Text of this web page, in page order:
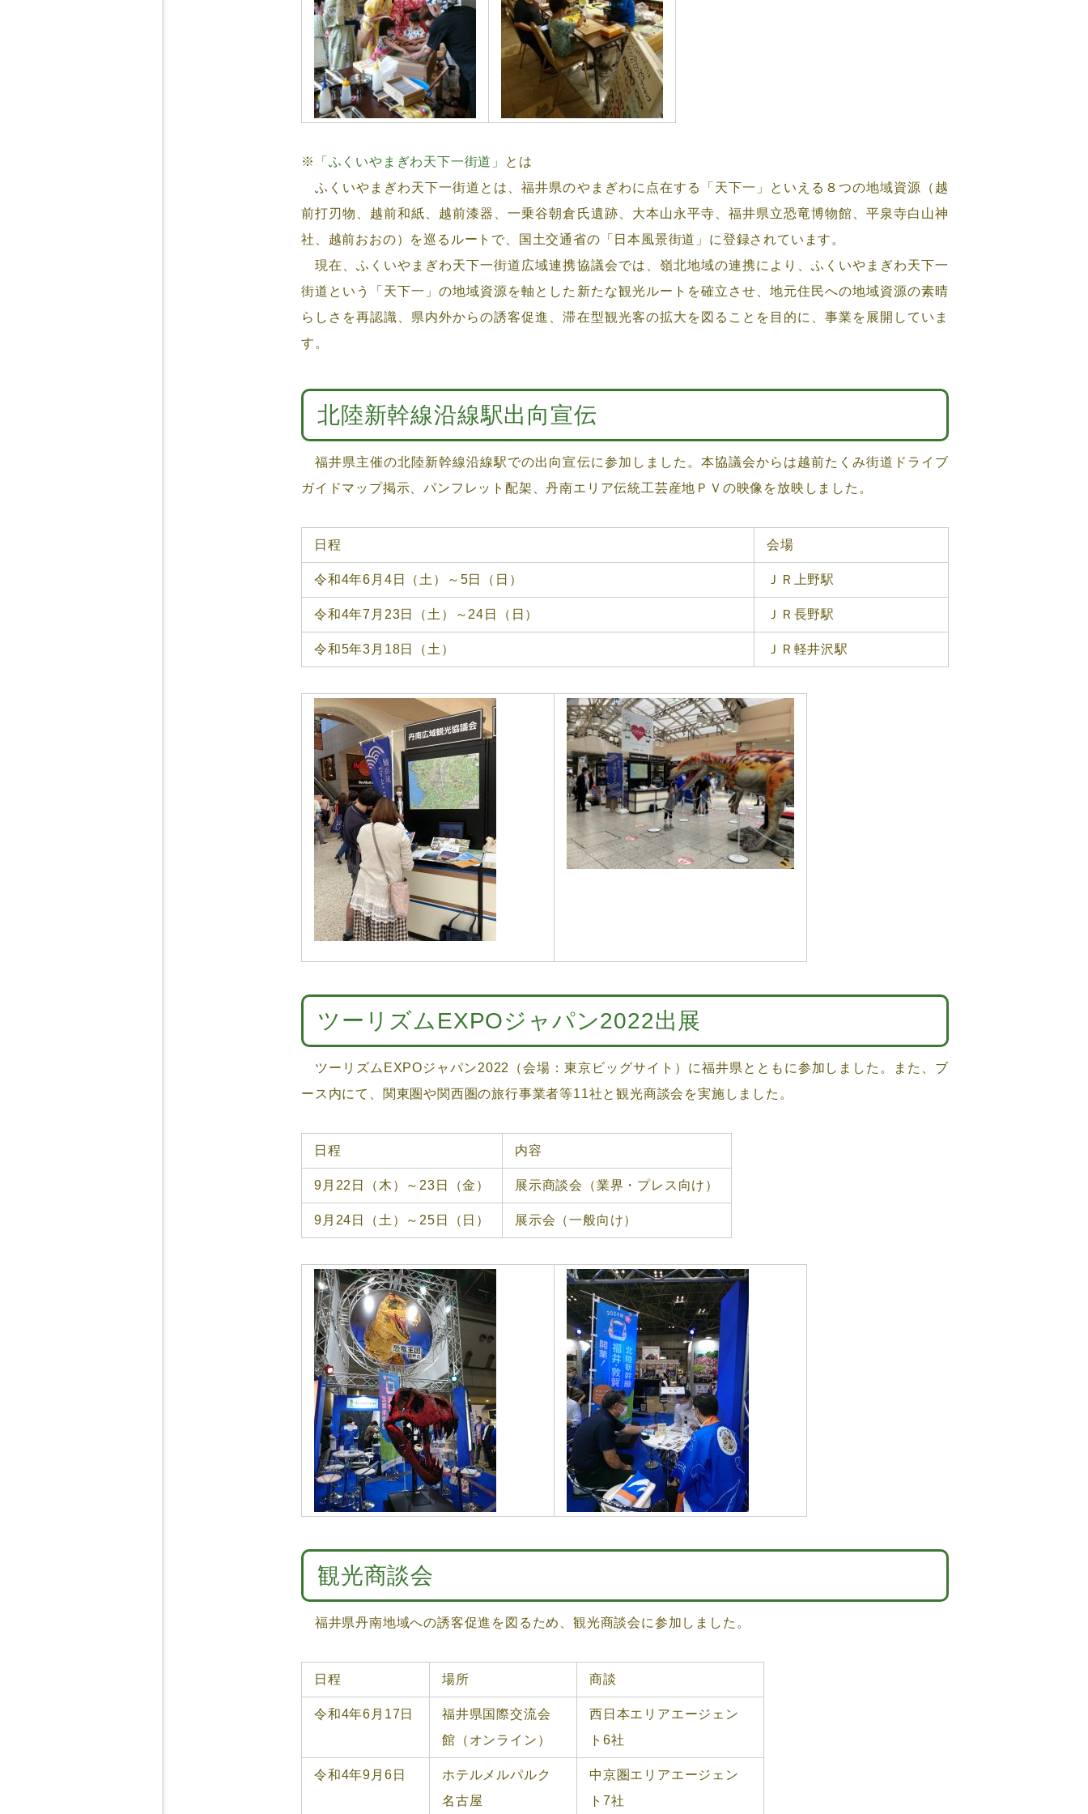
※ 「ふくいやまぎわ天下一街道」
とは
ふくいやまぎわ天下一街道とは、福井県のやまぎわに点在する「天下一」といえる８つの地域資源（越
前打刃物、越前和紙、越前漆器、一乗谷朝倉氏遺跡、大本山永平寺、福井県立恐竜博物館、平泉寺白山神
社、越前おおの）を巡るルートで、国土交通省の「日本風景街道」に登録されています。
現在、ふくいやまぎわ天下一街道広域連携協議会では、嶺北地域の連携により、ふくいやまぎわ天下一
街道という「天下一」の地域資源を軸とした新たな観光ルートを確立させ、地元住民への地域資源の素晴
らしさを再認識、県内外からの誘客促進、滞在型観光客の拡大を図ることを目的に、事業を展開していま
す。
北陸新幹線沿線駅出向宣伝
福井県主催の北陸新幹線沿線駅での出向宣伝に参加しました。本協議会からは越前たくみ街道ドライブ
ガイドマップ掲示、パンフレット配架、丹南エリア伝統工芸産地ＰＶの映像を放映しました。
日程 会場
令和4年6月4日（土）～5日（日） ＪＲ上野駅
令和4年7月23日（土）～24日（日） ＪＲ長野駅
令和5年3月18日（土） ＪＲ軽井沢駅
ツーリズムEXPOジャパン2022出展
ツーリズムEXPOジャパン2022（会場：東京ビッグサイト）に福井県とともに参加しました。また、ブ
ース内にて、関東圏や関西圏の旅行事業者等11社と観光商談会を実施しました。
日程 内容
9月22日（木）～23日（金） 展示商談会（業界・プレス向け）
9月24日（土）～25日（日） 展示会（一般向け）
観光商談会
福井県丹南地域への誘客促進を図るため、観光商談会に参加しました。
日程 場所 商談
令和4年6月17日
福井県国際交流会
館（オンライン）
西日本エリアエージェン
ト6社
令和4年9月6日
ホテルメルパルク
名古屋
中京圏エリアエージェン
ト7社